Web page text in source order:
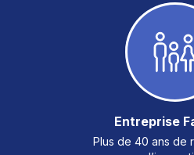
Entreprise
Plus de 40 ans de